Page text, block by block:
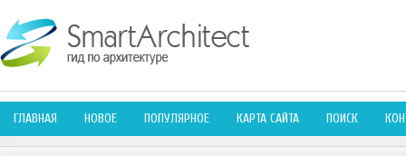
ГЛАВНАЯ НОВОЕ ПОПУЛЯРНОЕ КАРТА САЙТА ПОИСК